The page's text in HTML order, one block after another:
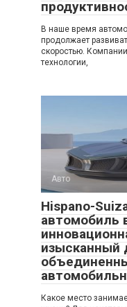
В наше время
продолжает
скоростью.
технологии,
Авто
Hispano-
автомобиль
изысканный
Какое место